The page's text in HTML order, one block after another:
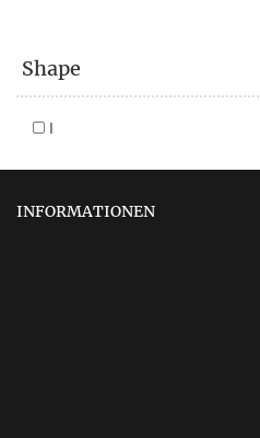
Shape
I
INFORMATIONEN